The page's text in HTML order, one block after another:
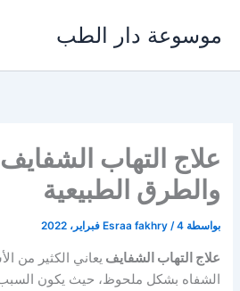
المحتوى
موسوعة دار الطب
علاج التهاب
والطرق الطبيعية
بواسطة Esraa fakhry /4 فبراير، 2022
علاج التهاب الشفايف يعاني الكثير من
الشفاه بشكل ملحوظ، حيث يكون